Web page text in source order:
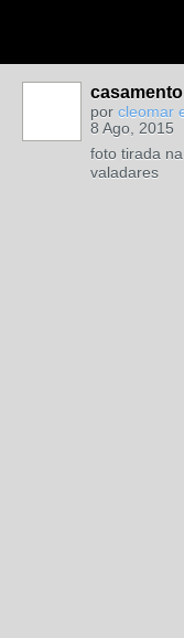
por cleomar
8 Ago, 2015
foto tirada
valadares